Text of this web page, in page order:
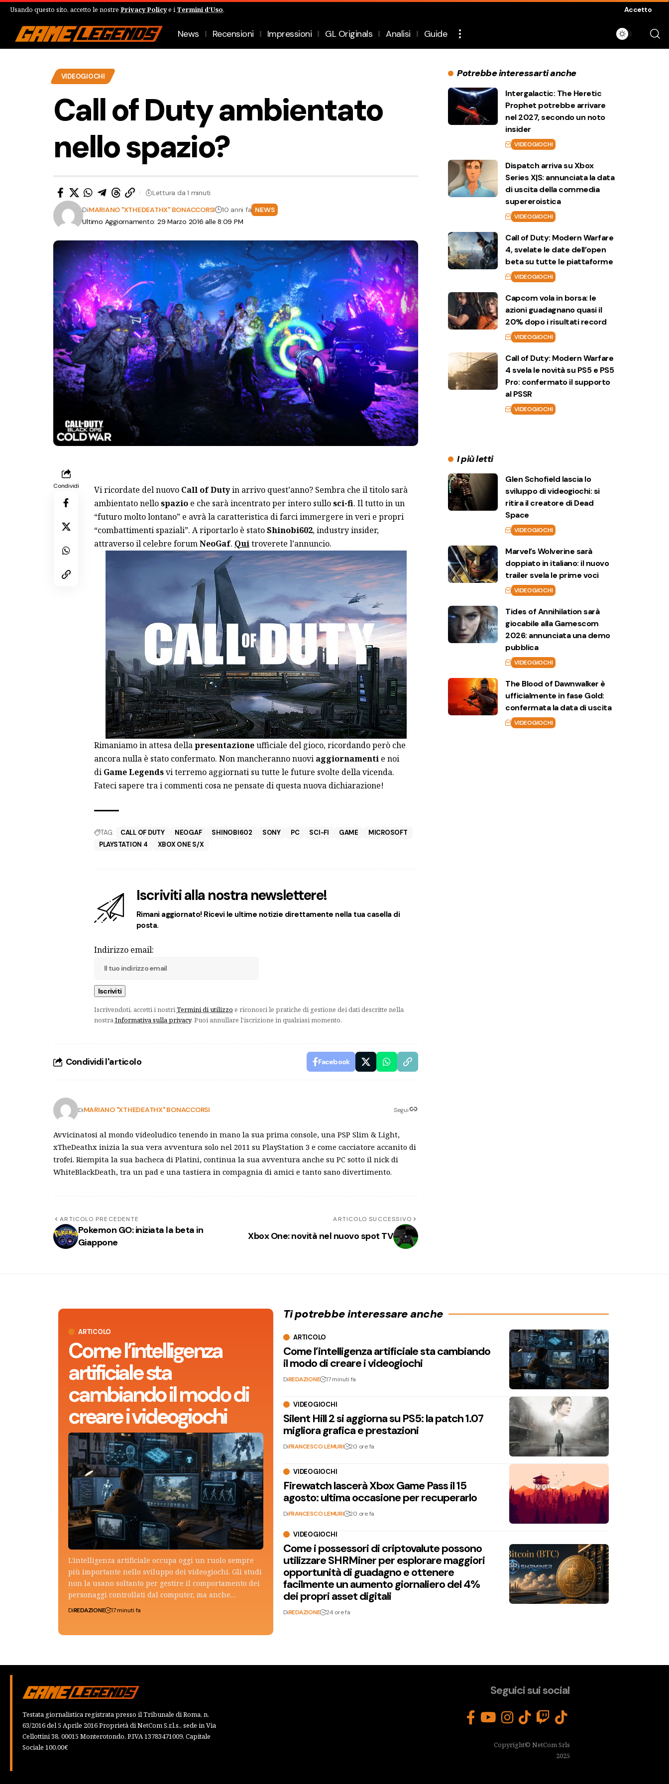
Usando questo sito, accetto le nostre Privacy Policye i Termini d'Uso. Accetto
News Recensioni Impressioni GL Originals Analisi Guide
VIDEOGIOCHI
Call of Duty ambientato
nello spazio?
Ultimo Aggiornamento: 29 Marzo 2016 alle 8:09 PM
DiMARIANO "XTHEDEATHX" BONACCORSI 10 anni fa NEWS
Lettura da 1 minuti
Condividi Vi ricordate del nuovo Call of Dutyin arrivo quest’anno? Sembra che il titolo sarà
ambientato nellospazioe che sarà incentrato per intero sullosci-fi. Il tutto in un
“futuro molto lontano” e avrà la caratteristica di farci immergere in veri e propri
“combattimenti spaziali”. A riportarlo è statoShinobi602, industry insider,
attraverso il celebre forumNeoGaf. Quitroverete l’annuncio.
Rimaniamo in attesa dellapresentazioneufficiale del gioco, ricordando però che
ancora nulla è stato confermato. Non mancheranno nuovi aggiornamentie noi
di Game Legendsvi terremo aggiornati su tutte le future svolte della vicenda.
Fateci sapere tra i commenti cosa ne pensate di questa nuova dichiarazione!
TAG: CALL OF DUTY NEOGAF SHINOBI602 SONY PC SCI-FI GAME
MICROSOFT
PLAYSTATION 4
XBOX ONE S/X
Iscriviti alla nostra newslettere!
Rimani aggiornato! Ricevi le ultime notizie direttamente nella tua casella di
posta.
Indirizzo email:
Iscrivendoti, accetti i nostriTermini di utilizzo e riconosci le pratiche di gestione dei dati descritte nella
nostraInformativa sulla privacy. Puoi annullare l'iscrizione in qualsiasi momento.
Condividi l'articolo Facebook
DiMARIANO "XTHEDEATHX" BONACCORSI Segui
Avvicinatosi al mondo videoludico tenendo in mano la sua prima console, una PSP Slim & Light,
xTheDeathx inizia la sua vera avventura solo nel 2011 su PlayStation 3 e come cacciatore accanito di
trofei. Riempita la sua bacheca di Platini, continua la sua avventura anche su PC sotto il nick di
WhiteBlackDeath, tra un pad e una tastiera in compagnia di amici e tanto sano divertimento.
ARTICOLO PRECEDENTE
Pokemon GO: iniziata la beta in
Giappone
ARTICOLO SUCCESSIVO
Xbox One: novità nel nuovo spot TV
Potrebbe interessarti anche
Intergalactic: The Heretic
Prophet potrebbe arrivare
nel 2027, secondo un noto
insider
VIDEOGIOCHI
Dispatch arriva su Xbox
Series X|S: annunciata la data
di uscita della commedia
supereroistica
VIDEOGIOCHI
Call of Duty: Modern Warfare
4, svelate le date dell’open
beta su tutte le piattaforme
VIDEOGIOCHI
Capcom vola in borsa: le
azioni guadagnano quasi il
20% dopo i risultati record
VIDEOGIOCHI
Call of Duty: Modern Warfare
4 svela le novità su PS5 e PS5
Pro: confermato il supporto
al PSSR
VIDEOGIOCHI
I più letti
Glen Schofield lascia lo
sviluppo di videogiochi: si
ritira il creatore di Dead
Space
VIDEOGIOCHI
Marvel’s Wolverine sarà
doppiato in italiano: il nuovo
trailer svela le prime voci
VIDEOGIOCHI
Tides of Annihilation sarà
giocabile alla Gamescom
2026: annunciata una demo
pubblica
VIDEOGIOCHI
The Blood of Dawnwalker è
ufficialmente in fase Gold:
confermata la data di uscita
VIDEOGIOCHI
ARTICOLO
Come l’intelligenza
artificiale sta
cambiando il modo di
creare i videogiochi
L'intelligenza artificiale occupa oggi un ruolo sempre
più importante nello sviluppo dei videogiochi. Gli studi
non la usano soltanto per gestire il comportamento dei
personaggi controllati dal computer, ma anche…
DiREDAZIONE 17 minuti fa
Ti potrebbe interessare anche
ARTICOLO
Come l’intelligenza artificiale sta cambiando
il modo di creare i videogiochi
DiREDAZIONE 17 minuti fa
VIDEOGIOCHI
Silent Hill 2 si aggiorna su PS5: la patch 1.07
migliora grafica e prestazioni
DiFRANCESCO LEMURI 20 ore fa
VIDEOGIOCHI
Firewatch lascerà Xbox Game Pass il 15
agosto: ultima occasione per recuperarlo
DiFRANCESCO LEMURI 20 ore fa
VIDEOGIOCHI
Come i possessori di criptovalute possono
utilizzare SHRMiner per esplorare maggiori
opportunità di guadagno e ottenere
facilmente un aumento giornaliero del 4%
dei propri asset digitali
DiREDAZIONE 24 ore fa
Testata giornalistica registrata presso il Tribunale di Roma, n.
63/2016 del 5 Aprile 2016 Proprietà di NetCom S.r.l.s., sede in Via
Cellottini 38, 00015 Monterotondo, P.IVA 13783471009, Capitale
Sociale 100,00€
Seguici sui social
Copyright© NetCom Srls
2025